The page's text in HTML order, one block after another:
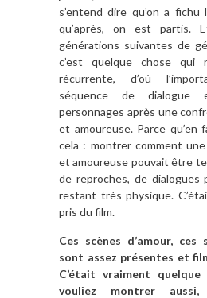
s’entend dire qu’on a
qu’après, on est partis.
générations suivantes de
c’est quelque chose qui
récurrente, d’où
séquence de dialogue
personnages après une
et amoureuse. Parce qu’en
cela : montrer comment
et amoureuse pouvait être
de reproches, de
restant très physique.
pris du film.
Ces scènes d’amour, ces
sont assez présentes et
C’était vraiment
vouliez montrer